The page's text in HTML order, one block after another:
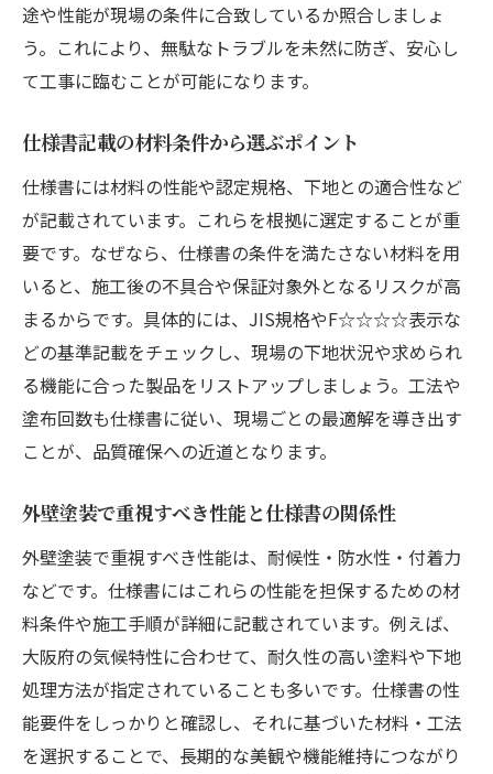
途や性能が現場の条件に合致しているか照合しましょ
う。これにより、無駄なトラブルを未然に防ぎ、安心し
て工事に臨むことが可能になります。
仕様書記載の材料条件から選ぶポイント
仕様書には材料の性能や認定規格、下地との適合性など
が記載されています。これらを根拠に選定することが重
要です。なぜなら、仕様書の条件を満たさない材料を用
いると、施工後の不具合や保証対象外となるリスクが高
まるからです。具体的には、JIS規格やF☆☆☆☆表示な
どの基準記載をチェックし、現場の下地状況や求められ
る機能に合った製品をリストアップしましょう。工法や
塗布回数も仕様書に従い、現場ごとの最適解を導き出す
ことが、品質確保への近道となります。
外壁塗装で重視すべき性能と仕様書の関係性
外壁塗装で重視すべき性能は、耐候性・防水性・付着力
などです。仕様書にはこれらの性能を担保するための材
料条件や施工手順が詳細に記載されています。例えば、
大阪府の気候特性に合わせて、耐久性の高い塗料や下地
処理方法が指定されていることも多いです。仕様書の性
能要件をしっかりと確認し、それに基づいた材料・工法
を選択することで、長期的な美観や機能維持につながり